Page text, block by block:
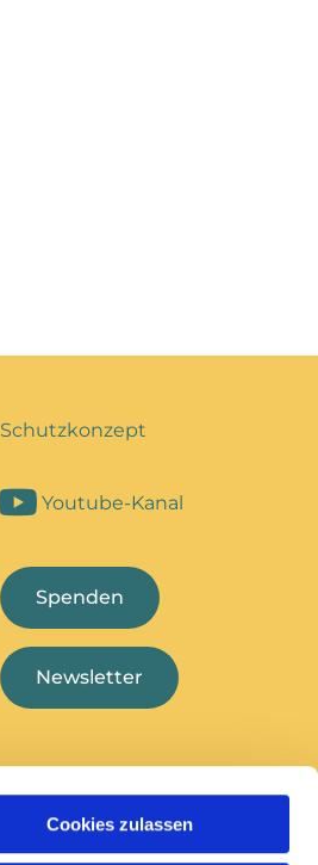
Cookies zulassen
Schutzkonzept
Youtube-Kanal
Spenden
Newsletter